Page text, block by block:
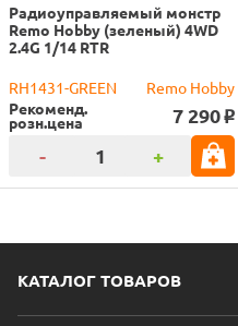
Радиоуправляемый монстр
Remo Hobby (зеленый) 4WD
2.4G 1/14 RTR
RH1431-GREEN
Remo Hobby
Рекоменд.
розн.цена 7 290 o
- +
КАТАЛОГ ТОВАРОВ